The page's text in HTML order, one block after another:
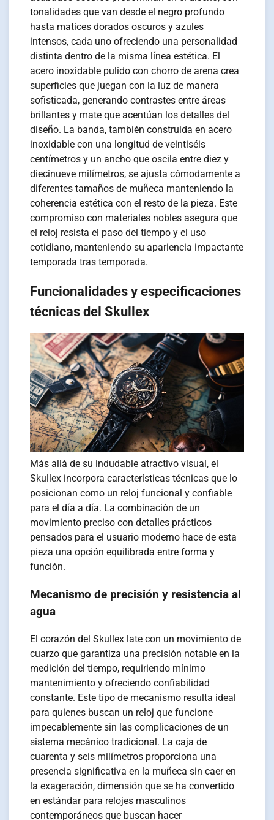
tonalidades que van desde el negro profundo
hasta matices dorados oscuros y azules
intensos, cada uno ofreciendo una personalidad
distinta dentro de la misma línea estética. El
acero inoxidable pulido con chorro de arena crea
superficies que juegan con la luz de manera
sofisticada, generando contrastes entre áreas
brillantes y mate que acentúan los detalles del
diseño. La banda, también construida en acero
inoxidable con una longitud de veintiséis
centímetros y un ancho que oscila entre diez y
diecinueve milímetros, se ajusta cómodamente a
diferentes tamaños de muñeca manteniendo la
coherencia estética con el resto de la pieza. Este
compromiso con materiales nobles asegura que
el reloj resista el paso del tiempo y el uso
cotidiano, manteniendo su apariencia impactante
temporada tras temporada.
Funcionalidades y especificaciones
técnicas del Skullex
Más allá de su indudable atractivo visual, el
Skullex incorpora características técnicas que lo
posicionan como un reloj funcional y confiable
para el día a día. La combinación de un
movimiento preciso con detalles prácticos
pensados para el usuario moderno hace de esta
pieza una opción equilibrada entre forma y
función.
Mecanismo de precisión y resistencia al
agua
El corazón del Skullex late con un movimiento de
cuarzo que garantiza una precisión notable en la
medición del tiempo, requiriendo mínimo
mantenimiento y ofreciendo confiabilidad
constante. Este tipo de mecanismo resulta ideal
para quienes buscan un reloj que funcione
impecablemente sin las complicaciones de un
sistema mecánico tradicional. La caja de
cuarenta y seis milímetros proporciona una
presencia significativa en la muñeca sin caer en
la exageración, dimensión que se ha convertido
en estándar para relojes masculinos
contemporáneos que buscan hacer